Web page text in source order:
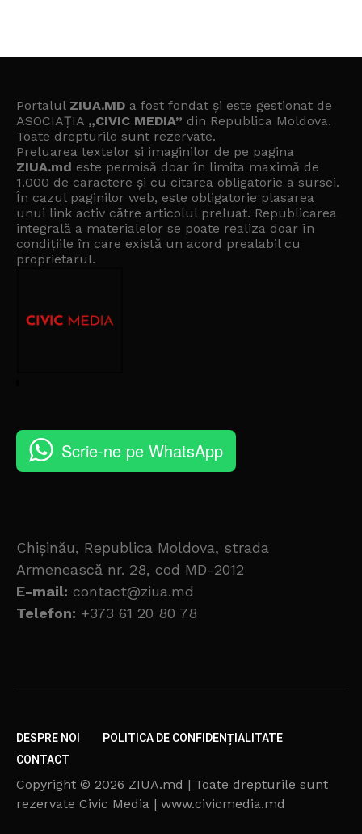
Portalul ZIUA.MD a fost fondat și este gestionat de
ASOCIAȚIA „CIVIC MEDIA” din Republica Moldova.
Toate drepturile sunt rezervate.
Preluarea textelor și imaginilor de pe pagina
ZIUA.md este permisă doar în limita maximă de
1.000 de caractere și cu citarea obligatorie a sursei.
În cazul paginilor web, este obligatorie plasarea
unui link activ către articolul preluat. Republicarea
integrală a materialelor se poate realiza doar în
condițiile în care există un acord prealabil cu
proprietarul.
Scrie-ne pe WhatsApp
Chișinău, Republica Moldova, strada
Armenească nr. 28, cod MD-2012
E-mail: contact@ziua.md
Telefon: +373 61 20 80 78
DESPRE NOI
POLITICA DE CONFIDENȚIALITATE
CONTACT
Copyright © 2026 ZIUA.md | Toate drepturile sunt
rezervate Civic Media | www.civicmedia.md